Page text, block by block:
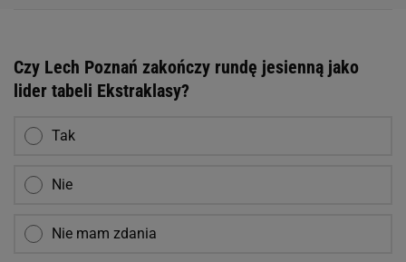
Czy Lech Poznań zakończy rundę jesienną jako
lider tabeli Ekstraklasy?
Tak
Nie
Nie mam zdania